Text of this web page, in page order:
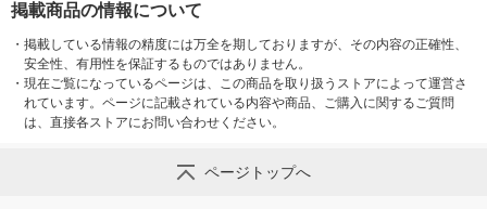
掲載商品の情報について
・ 掲載している情報の精度には万全を期しておりますが、その内容の正確性、
安全性、有用性を保証するものではありません。
・ 現在ご覧になっているページは、この商品を取り扱うストアによって運営さ
れています。ページに記載されている内容や商品、ご購入に関するご質問
は、直接各ストアにお問い合わせください。
ページトップへ